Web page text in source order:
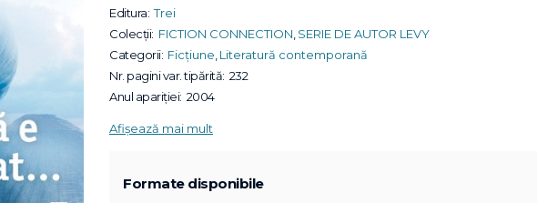
Editura: Trei
Colecții: FICTION CONNECTION SERIE DE AUTOR LEVY
Categorii: Ficțiune Literatură contemporană
Nr. pagini var. tipărită: 232
Anul apariției: 2004
Afișează mai mult
Formate disponibile